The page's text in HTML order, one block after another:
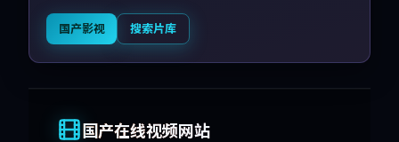
国产影视 搜索片库
国产在线视频网站